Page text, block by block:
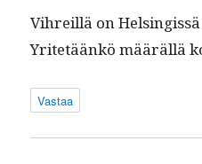
Vihreil­lä on
Yritetäänkö määräl­lä
Vastaa